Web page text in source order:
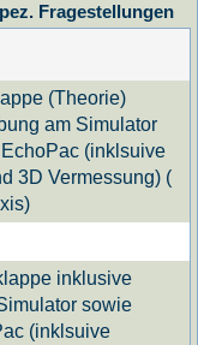
Fragestellungen
(Theorie)
am Simulator
(inklsuive
3D Vermessung) (
inklusive
sowie
(inklsuive